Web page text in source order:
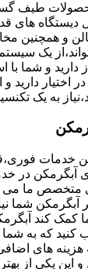
طیف
دیستگاه های
40 الی 100 گالن و
یک سیستم
اختیار دارید
به یک
خدمات
آبگرمکن در
ما می
آبگرمکن شما
کمک کند
کنید که به
هزینه های
این یکی از